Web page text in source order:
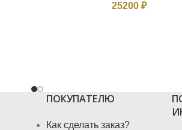
25200 ₽
ПОКУПАТЕЛЮ
Как сделать заказ?